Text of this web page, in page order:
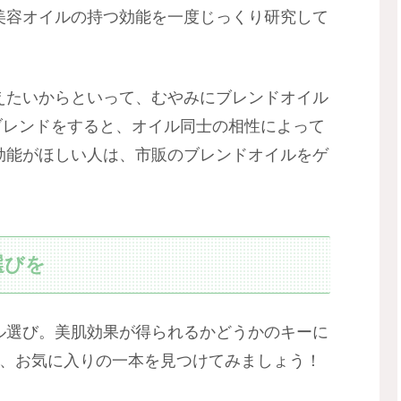
オイルの持つ効能を一度じっくり研究して
いからといって、むやみにブレンドオイル
ンドをすると、オイル同士の相性によって
がほしい人は、市販のブレンドオイルをゲ
を
び。美肌効果が得られるかどうかのキーに
お気に入りの一本を見つけてみましょう！